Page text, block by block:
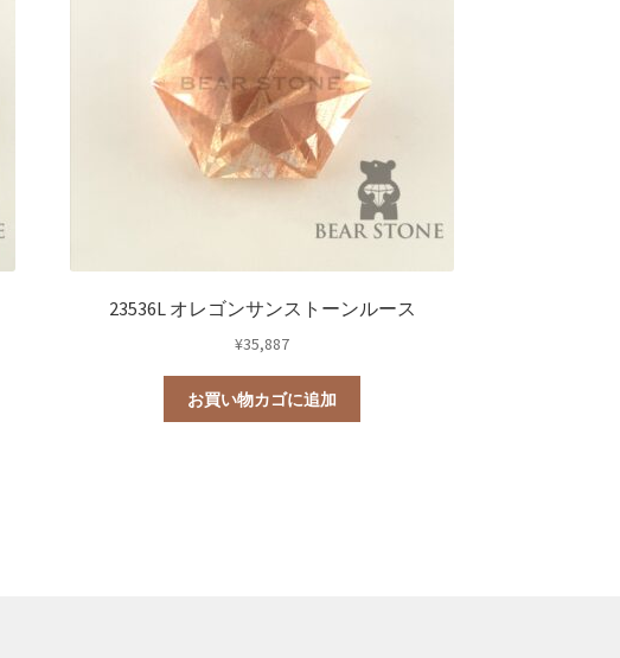
23536L オレゴンサンストーンルース
¥35,887
お買い物カゴに追加